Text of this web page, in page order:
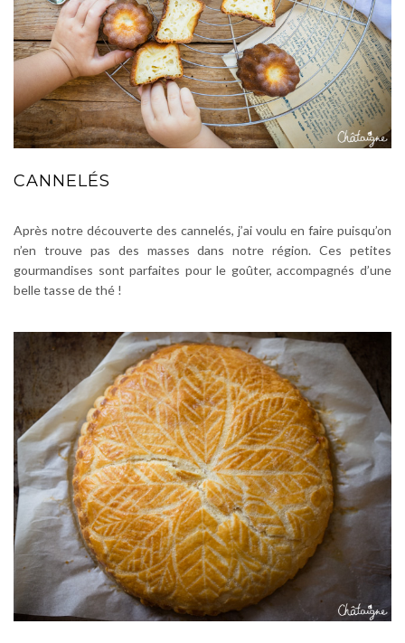
CANNELÉS
Après notre découverte des cannelés, j’ai voulu en faire puisqu’on
n’en trouve pas des masses dans notre région. Ces petites
gourmandises sont parfaites pour le goûter, accompagnés d’une
belle tasse de thé !